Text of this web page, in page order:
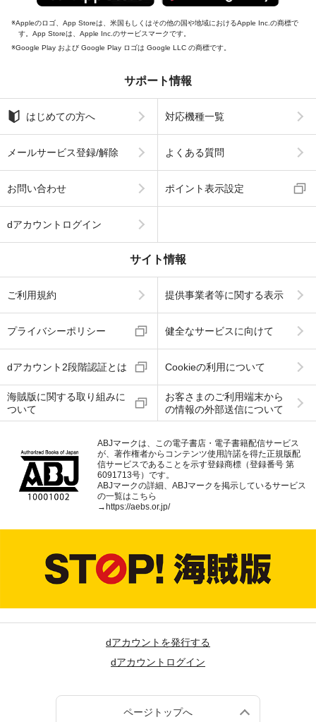
Appleのロゴ、App Storeは、米国もしくはその他の国や地域におけるApple Inc.の商標で
す。App Storeは、Apple Inc.のサービスマークです。
Google Play および Google Play ロゴは Google LLC の商標です。
サポート情報
はじめての方へ 対応機種一覧
メールサービス登録/解除 よくある質問
お問い合わせ ポイント表示設定
dアカウントログイン
サイト情報
ご利用規約 提供事業者等に関する表示
プライバシーポリシー 健全なサービスに向けて
dアカウント2段階認証とは Cookieの利用について
海賊版に関する取り組みに
ついて
お客さまのご利用端末から
の情報の外部送信について
ABJマークは、この電子書店・電子書籍配信サービス
が、著作権者からコンテンツ使用許諾を得た正規版配
信サービスであることを示す登録商標（登録番号 第
6091713号）です。
ABJマークの詳細、ABJマークを掲示しているサービス
の一覧はこちら
→ https://aebs.or.jp/
dアカウントを発行する
dアカウントログイン
ページトップへ